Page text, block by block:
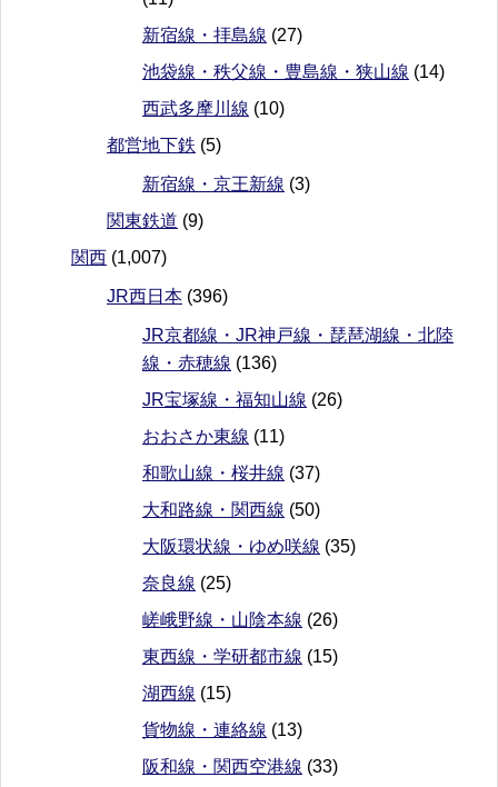
新宿線・拝島線 (27)
池袋線・秩父線・豊島線・狭山線 (14)
西武多摩川線 (10)
都営地下鉄 (5)
新宿線・京王新線 (3)
関東鉄道 (9)
関西 (1,007)
JR西日本 (396)
JR京都線・JR神戸線・琵琶湖線・北陸
線・赤穂線 (136)
JR宝塚線・福知山線 (26)
おおさか東線 (11)
和歌山線・桜井線 (37)
大和路線・関西線 (50)
大阪環状線・ゆめ咲線 (35)
奈良線 (25)
嵯峨野線・山陰本線 (26)
東西線・学研都市線 (15)
湖西線 (15)
貨物線・連絡線 (13)
阪和線・関西空港線 (33)